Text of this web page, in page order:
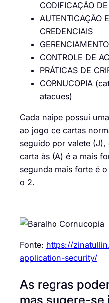
CODIFICAÇÃO
AUTENTICAÇÃO
CREDENCIAIS
CONTROLE DE
PRÁTICAS DE
CORNUCOPIA
ataques)
Cada naipe possui
ao jogo de cartas
seguido por valete (J),
carta às (A) é a mais
segunda mais forte é
o 2.
Fonte: https://
application-security/
As regras
mas sugere-se